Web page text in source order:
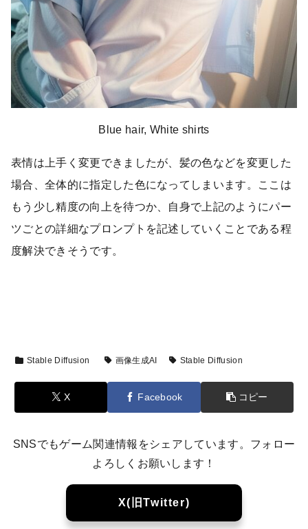
Blue hair, White shirts
表情は上手く変更できましたが、髪の色などを変更した
場合、全体的に指定した色になってしまいます。ここは
もう少し精度の向上を待つか、自身で上記のようにパー
ツごとの詳細なプロンプトを記述していくことである程
度解決できそうです。
Stable Diffusion 画像生成AI Stable Diffusion
X Facebook コピー
SNSでもゲーム関連情報をシェアしています。フォロー
よろしくお願いします！
X(旧Twitter)